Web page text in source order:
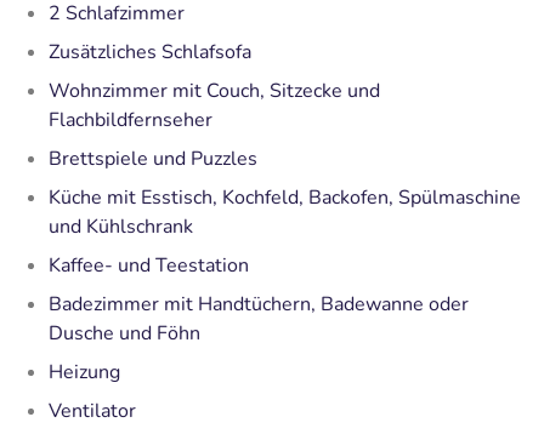
2 Schlafzimmer
Zusätzliches Schlafsofa
Wohnzimmer mit Couch, Sitzecke und
Flachbildfernseher
Brettspiele und Puzzles
Küche mit Esstisch, Kochfeld, Backofen, Spülmaschine
und Kühlschrank
Kaffee- und Teestation
Badezimmer mit Handtüchern, Badewanne oder
Dusche und Föhn
Heizung
Ventilator